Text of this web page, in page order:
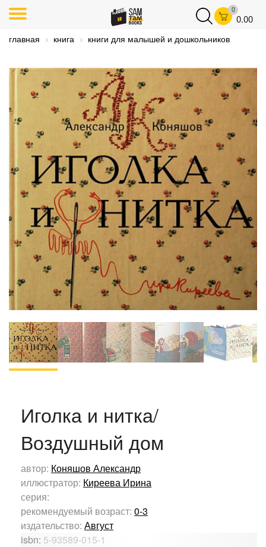
0
0.00
главная книга книги для малышей и дошкольников
Иголка и нитка/
Воздушный дом
автор: Коняшов Александр
иллюстратор: Киреева Ирина
серия:
рекомендуемый возраст: 0-3
издательство: Август
isbn: 5-93589-015-1